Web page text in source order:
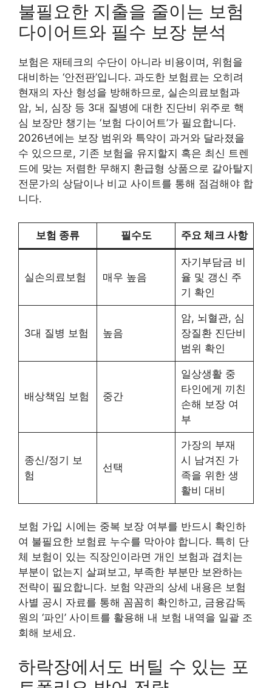
불필요한 지출을 줄이는 보험
다이어트와 필수 보장 분석
보험은 재테크의 수단이 아니라 비용이며, 위험을
대비하는 ‘안전판’입니다. 과도한 보험료는 오히려
현재의 자산 형성을 방해하므로, 실손의료보험과
암, 뇌, 심장 등 3대 질병에 대한 진단비 위주로 핵
심 보장만 챙기는 ‘보험 다이어트’가 필요합니다.
2026년에는 보장 범위와 특약이 과거와 달라졌을
수 있으므로, 기존 보험을 유지할지 혹은 최신 트렌
드에 맞는 저렴한 무해지 환급형 상품으로 갈아탈지
전문가의 상담이나 비교 사이트를 통해 점검해야 합
니다.
보험 종류 필수도 주요 체크 사항
실손의료보험 매우 높음
자기부담금 비
율 및 갱신 주
기 확인
3대 질병 보험 높음
암, 뇌혈관, 심
장질환 진단비
범위 확인
배상책임 보험 중간
일상생활 중
타인에게 끼친
손해 보장 여
부
종신/정기 보
험
선택
가장의 부재
시 남겨진 가
족을 위한 생
활비 대비
보험 가입 시에는 중복 보장 여부를 반드시 확인하
여 불필요한 보험료 누수를 막아야 합니다. 특히 단
체 보험이 있는 직장인이라면 개인 보험과 겹치는
부분이 없는지 살펴보고, 부족한 부분만 보완하는
전략이 필요합니다. 보험 약관의 상세 내용은 보험
사별 공시 자료를 통해 꼼꼼히 확인하고, 금융감독
원의 ‘파인’ 사이트를 활용해 내 보험 내역을 일괄 조
회해 보세요.
하락장에서도 버틸 수 있는 포